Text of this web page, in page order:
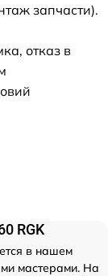
запчасти).
отказ в
RGK
в нашем
мастерами. На